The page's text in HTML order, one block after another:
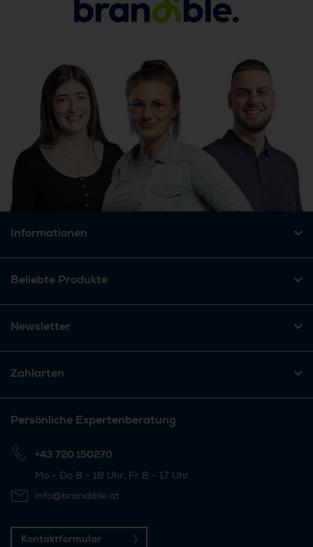
Informationen
Beliebte Produkte
Newsletter
Zahlarten
Persönliche Expertenberatung
+43 720 150270
Mo - Do 8 - 18 Uhr, Fr 8 - 17 Uhr
info@brandible.at
Kontaktformular